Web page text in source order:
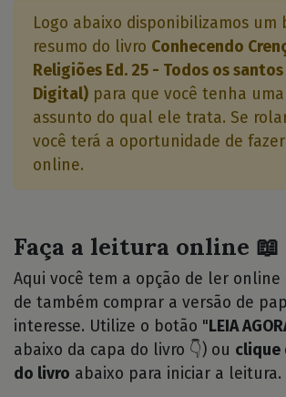
Logo abaixo disponibilizamos um
resumo do livro Conhecendo
Religiões Ed. 25 - Todos os santos
Digital) para que você tenha
assunto do qual ele trata. Se
você terá a oportunidade de
online.
Faça a leitura online 📖
Aqui você tem a opção de ler online
de também comprar a versão de
interesse. Utilize o botão " LEIA
abaixo da capa do livro 👇) ou clique
do livro abaixo para iniciar a leitura.